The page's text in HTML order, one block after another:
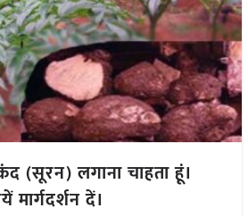
(सूरन) लगाना चाहता हूं।
दें।